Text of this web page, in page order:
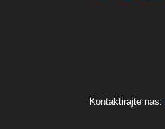
Kontaktirajte nas: